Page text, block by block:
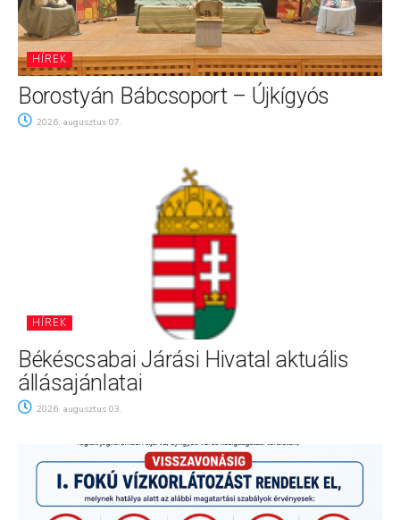
HÍREK
Borostyán Bábcsoport – Újkígyós
2026. augusztus 07.
HÍREK
Békéscsabai Járási Hivatal aktuális
állásajánlatai
2026. augusztus 03.